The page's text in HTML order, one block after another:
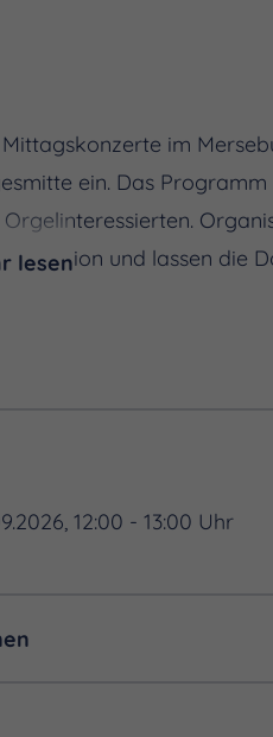
im
ein. Das
Orgelinteressierten.
und lassen die
das Programm führt
Region. So verbinden die
lesen
12:00 - 13:00 Uhr